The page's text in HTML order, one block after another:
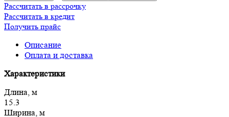
Рассчитать в рассрочку
Рассчитать в кредит
Получить прайс
Описание
Оплата и доставка
Характеристики
Длина, м
15.3
Ширина, м